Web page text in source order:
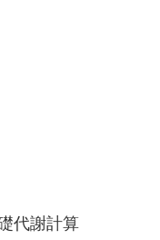
代謝計算